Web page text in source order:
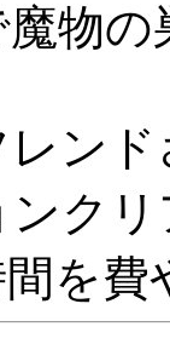
物
ン
ンク
を